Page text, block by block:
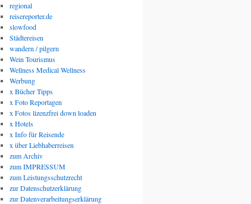
regional
reisereporter.de
slowfood
Städtereisen
wandern / pilgern
Wein Tourismus
Wellness Medical Wellness
Werbung
x Bücher Tipps
x Foto Reportagen
x Fotos lizenzfrei down loaden
x Hotels
x Info für Reisende
x über Liebhaberreisen
zum Archiv
zum IMPRESSUM
zum Leistungsschutzrecht
zur Datenschutzerklärung
zur Datenverarbeitungserklärung